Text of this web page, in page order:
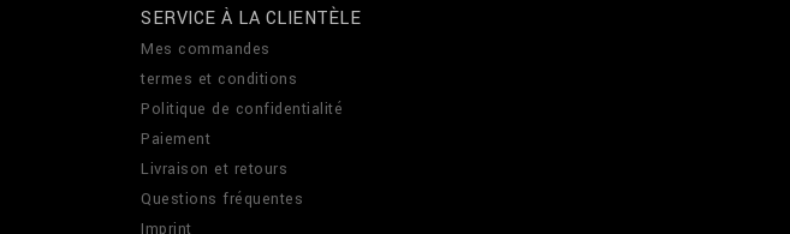
SERVICE À LA CLIENTÈLE
Mes commandes
termes et conditions
Politique de confidentialité
Paiement
Livraison et retours
Questions fréquentes
Imprint